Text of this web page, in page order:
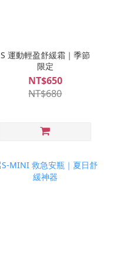
S 運動輕盈舒緩霜｜季節
限定
NT$650
NT$680